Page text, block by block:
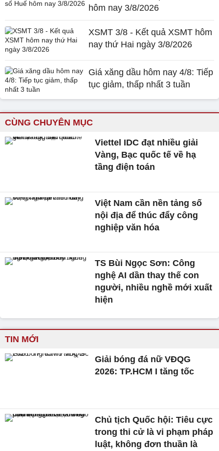
hôm nay 3/8/2026
XSMT 3/8 - Kết quả XSMT hôm
nay thứ Hai ngày 3/8/2026
Giá xăng dầu hôm nay 4/8: Tiếp
tục giảm, thấp nhất 3 tuần
CÙNG CHUYÊN MỤC
Viettel IDC đạt nhiều giải
Vàng, Bạc quốc tế về hạ
tầng điện toán
Việt Nam cần nền tảng số
nội địa để thúc đẩy công
nghiệp văn hóa
TS Bùi Ngọc Sơn: Công
nghệ AI dần thay thế con
người, nhiều nghề mới xuất
hiện
TIN MỚI
Giải bóng đá nữ VĐQG
2026: TP.HCM I tăng tốc
Chủ tịch Quốc hội: Tiêu cực
trong thi cử là vi phạm pháp
luật, không đơn thuần là